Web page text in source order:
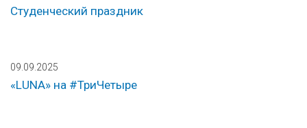
Студенческий праздник
09.09.2025
«LUNA» на #ТриЧетыре